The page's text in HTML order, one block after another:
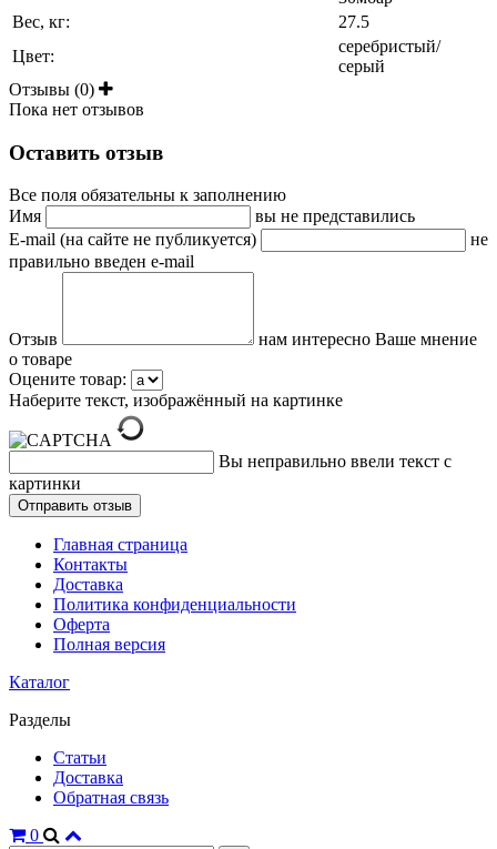
Вес, кг:
27.5
Цвет:
серебристый/
серый
Отзывы (0)
Пока нет отзывов
Оставить отзыв
Все поля обязательны к заполнению
Имя
вы не представились
E-mail (на сайте не публикуется)
не
правильно введен e-mail
Отзыв
нам интересно Ваше мнение
о товаре
Оцените товар:
Наберите текст, изображённый на картинке
Вы неправильно ввели текст с
картинки
Главная страница
Контакты
Доставка
Политика конфиденциальности
Оферта
Полная версия
Каталог
Разделы
Статьи
Доставка
Обратная связь
0